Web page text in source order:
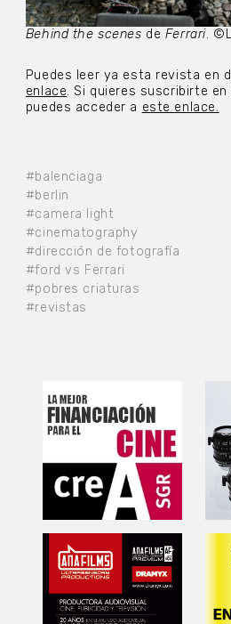
#balenciaga
#berlin
#camera light
#cinematography
#dirección de fotografía
#ford vs Ferrari
#pobres criaturas
#revistas
Behind the scenes de Ferrari.
Puedes leer ya esta revista en
enlace. Si quieres suscribirte en
puedes acceder a este enlace.